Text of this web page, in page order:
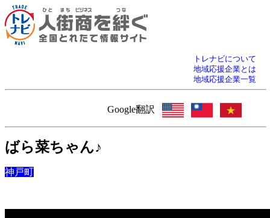
トレナビについて
地域応援企業とは
地域応援企業一覧
Google翻訳
ばら菜ちゃん♪
神戸町